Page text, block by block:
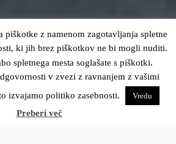
piškotke z namenom zagotavljanja spletne
ki jih brez piškotkov ne bi mogli nuditi.
spletnega mesta soglašate s piškotki.
v zvezi z ravnanjem z vašimi
izvajamo politiko zasebnosti.
Vredu
Preberi več